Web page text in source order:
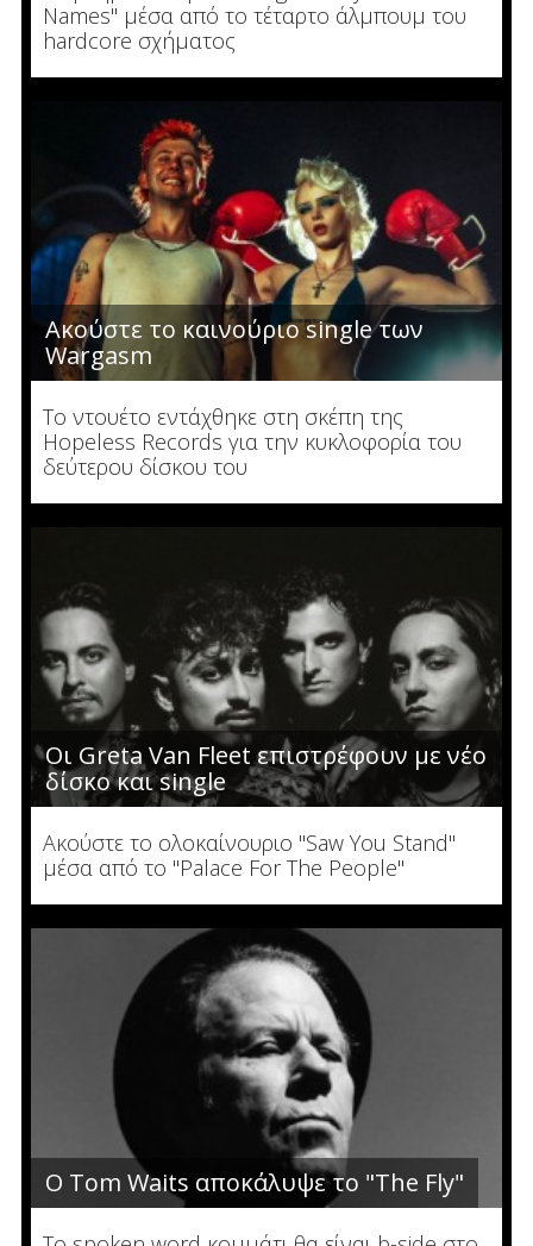
Names" μέσα από το τέταρτο άλμπουμ του
hardcore σχήματος
Ακούστε το καινούριο single των
Wargasm
To ντουέτο εντάχθηκε στη σκέπη της
Hopeless Records για την κυκλοφορία του
δεύτερου δίσκου του
Οι Greta Van Fleet επιστρέφουν με νέο
δίσκο και single
Ακούστε το ολοκαίνουριο "Saw You Stand"
μέσα από το "Palace For The People"
Ο Tom Waits αποκάλυψε το "The Fly"